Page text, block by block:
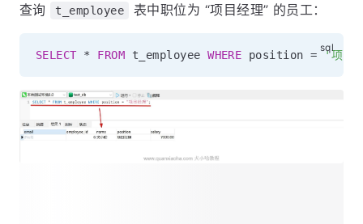
查询 t_employee 表中职位为 “项目经理” 的员工：
SELECT * FROM t_employee WHERE position = '项目